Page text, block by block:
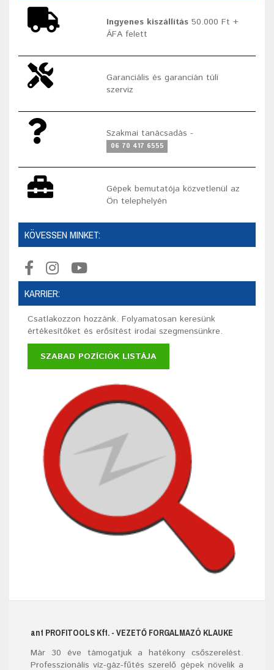
Ingyenes kiszállítás 50.000 Ft +
ÁFA felett
Garanciális és garancián túli
szerviz
Szakmai tanácsadás -
06 70 417 6555
Gépek bemutatója közvetlenül az
Ön telephelyén
KÖVESSEN MINKET:
KARRIER:
Csatlakozzon hozzánk. Folyamatosan keresünk
értékesítőket és erősítést irodai szegmensünkre.
SZABAD POZÍCIÓK LISTÁJA
ant PROFITOOLS Kft. - VEZETŐ FORGALMAZÓ KLAUKE
Már 30 éve támogatjuk a hatékony csőszerelést.
Professzionális víz-gáz-fűtés szerelő gépeknövelik a